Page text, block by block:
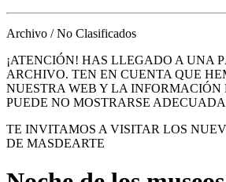
Archivo / No Clasificados
¡ATENCIÓN! HAS LLEGADO A UNA
ARCHIVO. TEN EN CUENTA QUE
NUESTRA WEB Y LA INFORMACIÓN
PUEDE NO MOSTRARSE
TE INVITAMOS A VISITAR LOS
DE MASDEARTE